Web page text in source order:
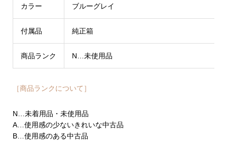
カラー ブルーグレイ
付属品 純正箱
商品ランク N…未使用品
［商品ランクについて］
N…未着用品・未使用品
A…使用感の少ないきれいな中古品
B…使用感のある中古品